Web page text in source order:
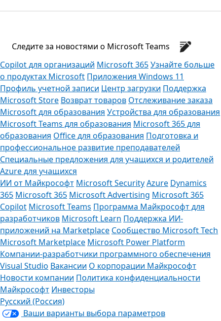
Следите за новостями о Microsoft Teams
Copilot для организаций Microsoft 365Узнайте больше
о продуктах Microsoft Приложения Windows 11
Профиль учетной записи Центр загрузки Поддержка
Microsoft Store Возврат товаров Отслеживание заказа
Microsoft для образования Устройства для образования
Microsoft Teams для образования Microsoft 365 для
образования Office для образования Подготовка и
профессиональное развитие преподавателей
Специальные предложения для учащихся и родителей
Azure для учащихся
ИИ от Майкрософт Microsoft SecurityAzure Dynamics
365 Microsoft 365 Microsoft Advertising Microsoft 365
Copilot Microsoft Teams Программа Майкрософт для
разработчиков Microsoft Learn Поддержка ИИ-
приложений на Marketplace Сообщество Microsoft Tech
Microsoft Marketplace Microsoft Power Platform
Компании-разработчики программного обеспечения
Visual Studio Вакансии О корпорации Майкрософт
Новости компании Политика конфиденциальности
Майкрософт Инвесторы
Русский (Россия)
Ваши варианты выбора параметров